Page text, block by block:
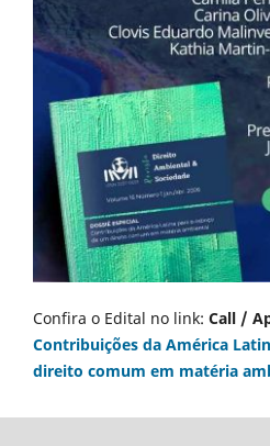
Confira o Edital no link: Call /
Contribuições da América
direito comum em matéria